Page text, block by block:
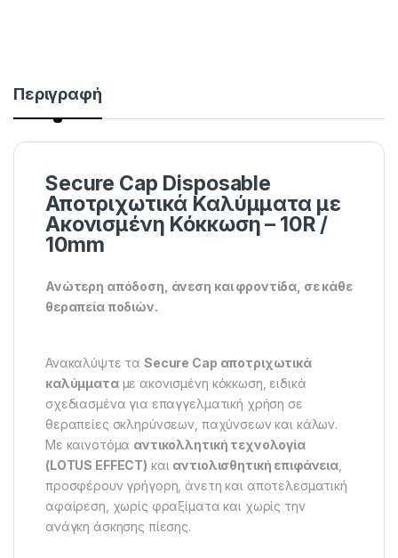
Περιγραφή
Secure Cap Disposable
Αποτριχωτικά Καλύμματα με
Ακονισμένη Κόκκωση – 10R /
10mm
Ανώτερη απόδοση, άνεση και φροντίδα, σε κάθε
θεραπεία ποδιών.
Ανακαλύψτε ταSecure Cap αποτριχωτικά
καλύμματαμε ακονισμένη κόκκωση, ειδικά
σχεδιασμένα για επαγγελματική χρήση σε
θεραπείες σκληρύνσεων, παχύνσεων και κάλων.
Με καινοτόμα αντικολλητική τεχνολογία
(LOTUS EFFECT) και αντιολισθητική επιφάνεια
προσφέρουν γρήγορη, άνετη και αποτελεσματική
αφαίρεση, χωρίς φραξίματα και χωρίς την
ανάγκη άσκησης πίεσης.